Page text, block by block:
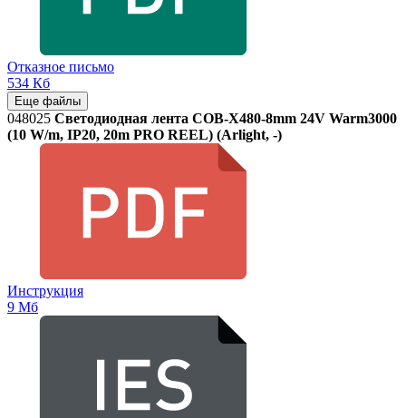
Отказное письмо
534 Кб
Еще файлы
048025 Светодиодная лента COB-X480-8mm 24V Warm3000
(10 W/m, IP20, 20m PRO REEL) (Arlight, -)
Инструкция
9 Мб